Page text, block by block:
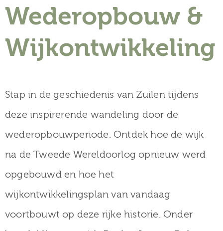
bezoek
museum
Verhalen
over
Wederopbouw &
Wijkontwikkeling
Stap in de geschiedenis van Zuilen tijdens
deze inspirerende wandeling door de
wederopbouwperiode. Ontdek hoe de wijk
na de Tweede Wereldoorlog opnieuw werd
opgebouwd en hoe het
wijkontwikkelingsplan van vandaag
voortbouwt op deze rijke historie. Onder